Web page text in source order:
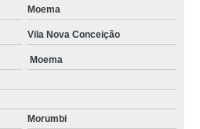
Jardim da Glória
Jaçanã
de ansiedade generalizada Campos
marcar Parque Burle Max
Moema
Vila Nova Conceição
Moema
Morumbi